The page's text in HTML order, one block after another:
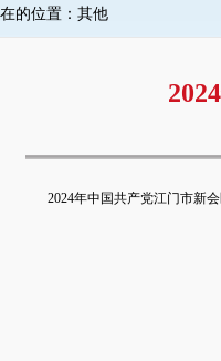
的位置： 其他
2024年中国共产党江门市新